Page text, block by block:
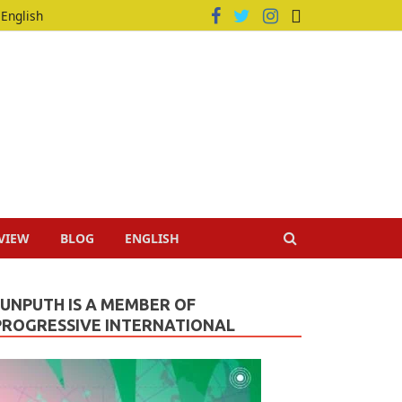
English
BLOG ENGLISH
IS A MEMBER OF
INTERNATIONAL